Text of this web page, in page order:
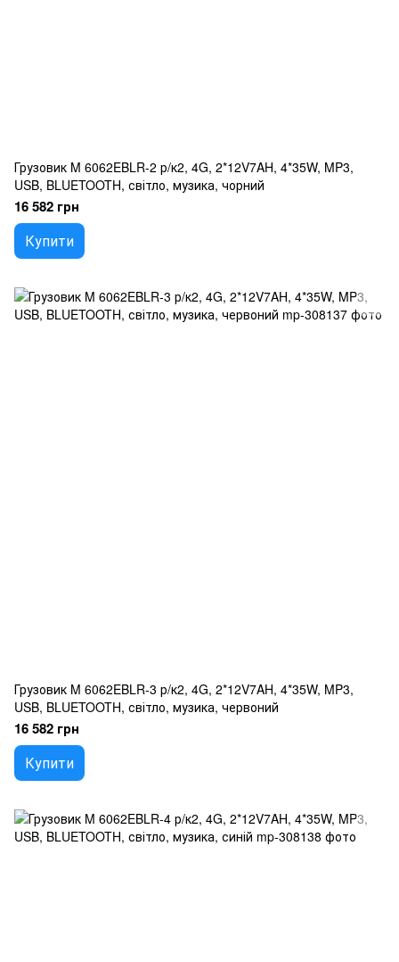
Грузовик M 6062EBLR-2 р/к2, 4G, 2*12V7AH, 4*35W, MP3,
USB, BLUETOOTH, світло, музика, чорний
16 582 грн
Купити
Грузовик M 6062EBLR-3 р/к2, 4G, 2*12V7AH, 4*35W, MP3,
USB, BLUETOOTH, світло, музика, червоний
16 582 грн
Купити